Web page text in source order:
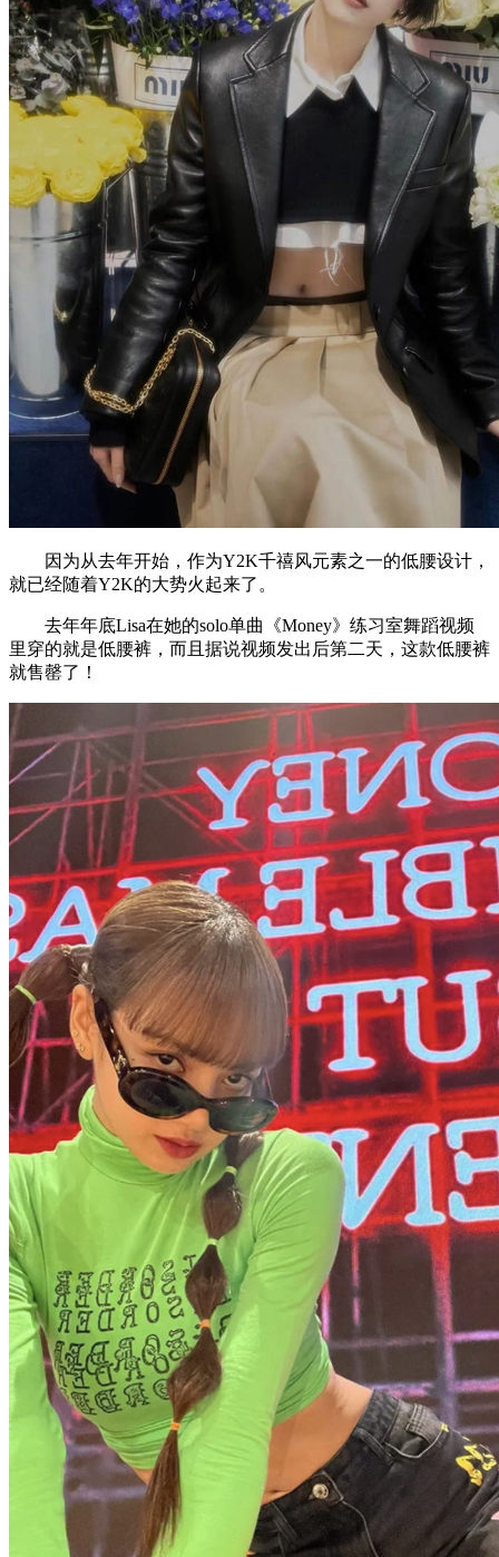
因为从去年开始，作为Y2K千禧风元素之一的低腰设计，
就已经随着Y2K的大势火起来了。
去年年底Lisa在她的solo单曲《Money》练习室舞蹈视频
里穿的就是低腰裤，而且据说视频发出后第二天，这款低腰裤
就售罄了！